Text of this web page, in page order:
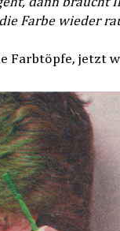
Farbe wieder
Farbtöpfe, jetzt